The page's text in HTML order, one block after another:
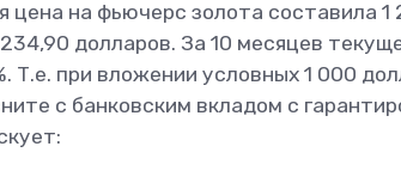
цена на фьючерс золота составила
долларов. За 10 месяцев
Т.е. при вложении условных 1 000
с банковским вкладом с